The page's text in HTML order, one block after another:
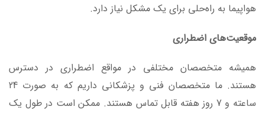
هواپیما به راه‌حلی برای یک مشکل نیاز دارد.
موقعیت‌های اضطراری
همیشه متخصصان مختلفی در مواقع اضطراری در دسترس
هستند. ما متخصصان فنی و پزشکانی داریم که به صورت 24
ساعته و 7 روز هفته قابل تماس هستند. ممکن است در طول یک